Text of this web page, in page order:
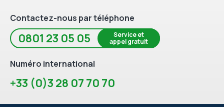
Contactez-nous par téléphone
0801 23 05 05
Service et
appel gratuit
Numéro international
+33 (0)3 28 07 70 70